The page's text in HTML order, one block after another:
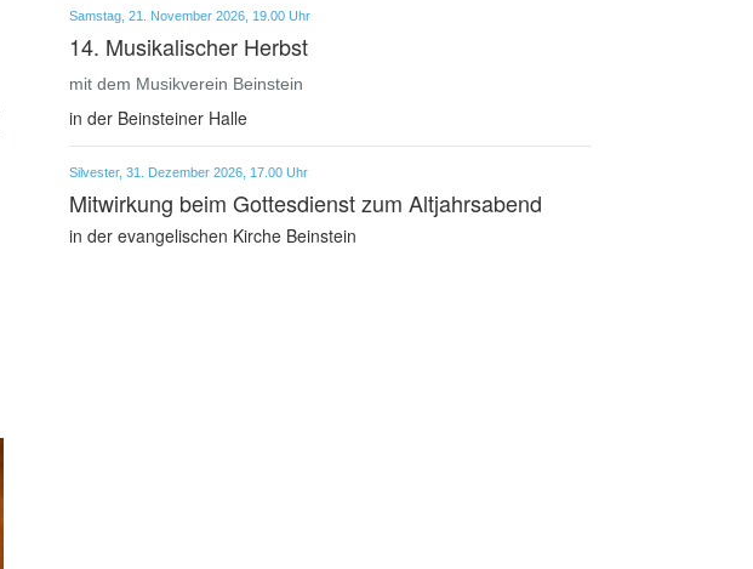
Samstag, 21. November 2026, 19.00 Uhr
14. Musikalischer Herbst
mit dem Musikverein Beinstein
in der Beinsteiner Halle
Silvester, 31. Dezember 2026, 17.00 Uhr
Mitwirkung beim Gottesdienst zum Altjahrsabend
in der evangelischen Kirche Beinstein